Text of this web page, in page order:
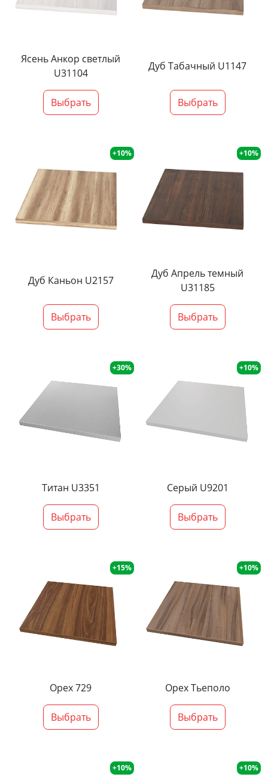
Ясень Анкор светлый
U31104
Выбрать
Дуб Табачный U1147
Выбрать
+10%
Дуб Каньон U2157
Выбрать
+10%
Дуб Апрель темный
U31185
Выбрать
+30%
Титан U3351
Выбрать
+10%
Серый U9201
Выбрать
+15%
Орех 729
Выбрать
+10%
Орех Тьеполо
Выбрать
+10% +10%